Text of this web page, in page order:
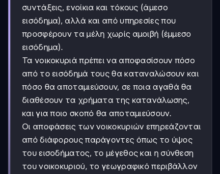
συντάξεις, ενοίκια και τόκους (άμεσο
εισόδημα), αλλά και από υπηρεσίες που
προσφέρουν τα μέλη χωρίς αμοιβή (έμμεσο
εισόδημα).
Τα νοικοκυριά πρέπει να αποφασίσουν πόσο
από το εισόδημά τους θα καταναλώσουν και
πόσο θα αποταμιεύσουν, σε ποια αγαθά θα
διαθέσουν τα χρήματα της κατανάλωσης,
και για ποιο σκοπό θα αποταμιεύσουν.
Οι αποφάσεις των νοικοκυριών επηρεάζονται
από διάφορους παράγοντες όπως το ύψος
του εισοδήματος, το μέγεθος και η σύνθεση
του νοικοκυριού, το γεωγραφικό περιβάλλον